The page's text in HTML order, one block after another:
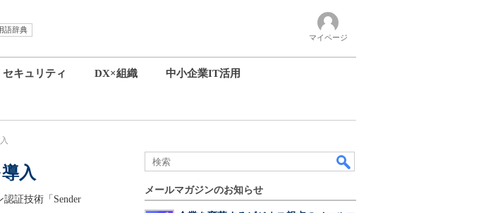
語辞典
マイページ
セキュリティ DX×組織 中小企業IT活用
入
証技術「Sender
メールマガジンのお知らせ